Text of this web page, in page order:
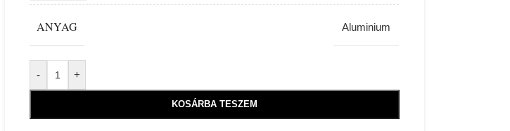
ANYAG Aluminium
- +
KOSÁRBA TESZEM